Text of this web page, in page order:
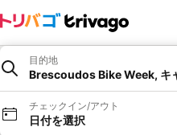
目的地
Brescoudos Bike Week, キ
チェックイン/アウト
日付を選択